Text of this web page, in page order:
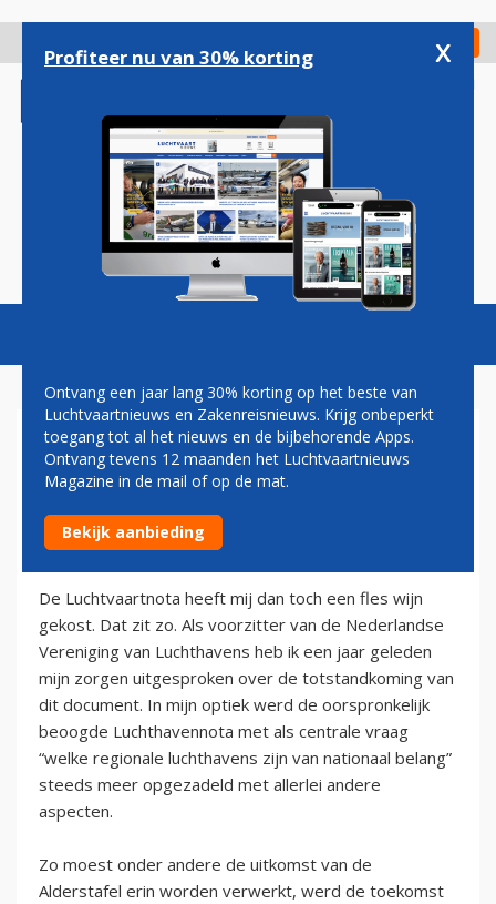
gaan
Check in
Magazine Podcasts Vacatures
JAN TINDEMANS: EEN FLES
JONGE WIJN
25 juli 2009
De Luchtvaartnota heeft mij dan toch een fles wijn
gekost. Dat zit zo. Als voorzitter van de Nederlandse
Vereniging van Luchthavens heb ik een jaar geleden
mijn zorgen uitgesproken over de totstandkoming van
dit document. In mijn optiek werd de oorspronkelijk
beoogde Luchthavennota met als centrale vraag
“welke regionale luchthavens zijn van nationaal belang”
steeds meer opgezadeld met allerlei andere
aspecten.
Zo moest onder andere de uitkomst van de
Alderstafel erin worden verwerkt, werd de toekomst
Profiteer nu van 30% korting x
Ontvang een jaar lang 30% korting op het beste van
Luchtvaartnieuws en Zakenreisnieuws. Krijg onbeperkt
toegang tot al het nieuws en de bijbehorende Apps.
Ontvang tevens 12 maanden het Luchtvaartnieuws
Magazine in de mail of op de mat.
Bekijk aanbieding